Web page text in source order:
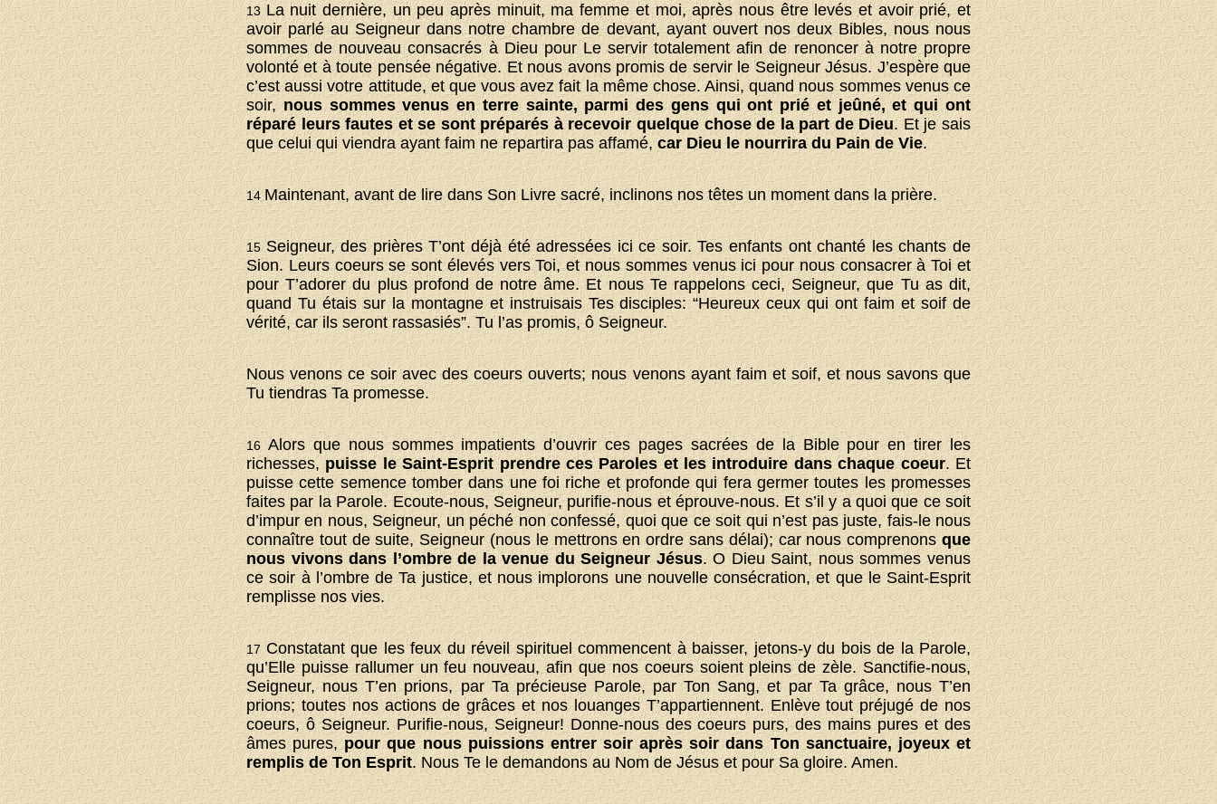
13La nuit dernière, un peu après minuit, ma femme et moi, après nous être levés et avoir prié, et
avoir parlé au Seigneur dans notre chambre de devant, ayant ouvert nos deux Bibles, nous nous
sommes de nouveau consacrés à Dieu pour Le servir totalement afin de renoncer à notre propre
volonté et à toute pensée négative. Et nous avons promis de servir le Seigneur Jésus. J’espère que
c’est aussi votre attitude, et que vous avez fait la même chose. Ainsi, quand nous sommes venus ce
soir,nous sommes venus en terre sainte, parmi des gens qui ont prié et jeûné, et qui ont
réparé leurs fautes et se sont préparés à recevoir quelque chose de la part de Dieu. Et je sais
que celui qui viendra ayant faim ne repartira pas affamé,car Dieu le nourrira du Pain de Vie.
14 Maintenant, avant de lire dans Son Livre sacré, inclinons nos têtes un moment dans la prière.
15Seigneur, des prières T’ont déjà été adressées ici ce soir. Tes enfants ont chanté les chants de
Sion. Leurs coeurs se sont élevés vers Toi, et nous sommes venus ici pour nous consacrer à Toi et
pour T’adorer du plus profond de notre âme. Et nous Te rappelons ceci, Seigneur, que Tu as dit,
quand Tu étais sur la montagne et instruisais Tes disciples: “Heureux ceux qui ont faim et soif de
vérité, car ils seront rassasiés”. Tu l’as promis, ô Seigneur.
Nous venons ce soir avec des coeurs ouverts; nous venons ayant faim et soif, et nous savons que
Tu tiendras Ta promesse.
16 Alors que nous sommes impatients d’ouvrir ces pages sacrées de la Bible pour en tirer les
richesses,puisse le Saint-Esprit prendre ces Paroles et les introduire dans chaque coeur. Et
puisse cette semence tomber dans une foi riche et profonde qui fera germer toutes les promesses
faites par la Parole. Ecoute-nous, Seigneur, purifie-nous et éprouve-nous. Et s’il y a quoi que ce soit
d’impur en nous, Seigneur, un péché non confessé, quoi que ce soit qui n’est pas juste, fais-le nous
connaître tout de suite, Seigneur (nous le mettrons en ordre sans délai); car nous comprenonsque
nous vivons dans l’ombre de la venue du Seigneur Jésus. O Dieu Saint, nous sommes venus
ce soir à l’ombre de Ta justice, et nous implorons une nouvelle consécration, et que le Saint-Esprit
remplisse nos vies.
17Constatant que les feux du réveil spirituel commencent à baisser, jetons-y du bois de la Parole,
qu’Elle puisse rallumer un feu nouveau, afin que nos coeurs soient pleins de zèle. Sanctifie-nous,
Seigneur, nous T’en prions, par Ta précieuse Parole, par Ton Sang, et par Ta grâce, nous T’en
prions; toutes nos actions de grâces et nos louanges T’appartiennent. Enlève tout préjugé de nos
coeurs, ô Seigneur. Purifie-nous, Seigneur! Donne-nous des coeurs purs, des mains pures et des
âmes pures,pour que nous puissions entrer soir après soir dans Ton sanctuaire, joyeux et
remplis de Ton Esprit. Nous Te le demandons au Nom de Jésus et pour Sa gloire. Amen.